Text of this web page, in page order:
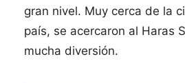
gran nivel. Muy cerca de la
país, se acercaron al Haras
mucha diversión.